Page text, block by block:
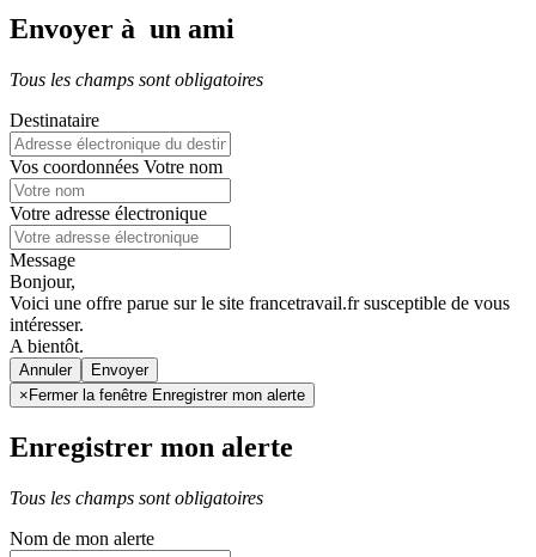
Envoyer à un ami
Tous les champs sont obligatoires
Destinataire
Vos coordonnées Votre nom
Votre adresse électronique
Message
Bonjour,
Voici une offre parue sur le site francetravail.fr susceptible de vous
intéresser.
A bientôt.
Annuler
× Fermer la fenêtre Enregistrer mon alerte
Enregistrer mon alerte
Tous les champs sont obligatoires
Nom de mon alerte